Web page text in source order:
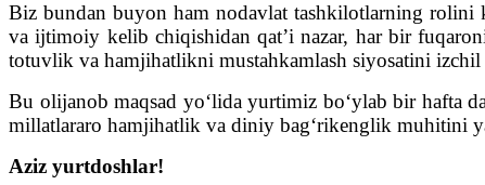
Biz bundan buyon ham nodavlat tashkilotlarning
va ijtimoiy kelib chiqishidan qat’i nazar, har bir
totuvlik va hamjihatlikni mustahkamlash siyosatini izchil
Bu olijanob maqsad yo‘lida yurtimiz bo‘ylab bir hafta
millatlararo hamjihatlik va diniy bag‘rikenglik muhitini
Aziz yurtdoshlar!